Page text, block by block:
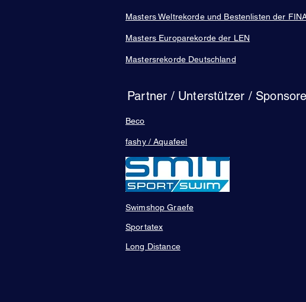
Masters Weltrekorde und Bestenlisten der
Masters Europarekorde der LEN
Mastersrekorde Deutschland
Partner / Unterstützer /
Beco
fashy / Aquafeel
Swimshop Graefe
Sportatex
Long Distance